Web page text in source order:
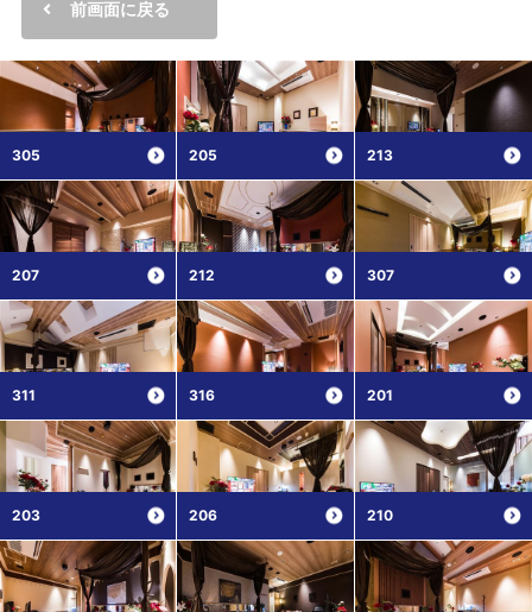
前画面に戻る
305 205 213
207 212 307
311 316 201
203 206 210